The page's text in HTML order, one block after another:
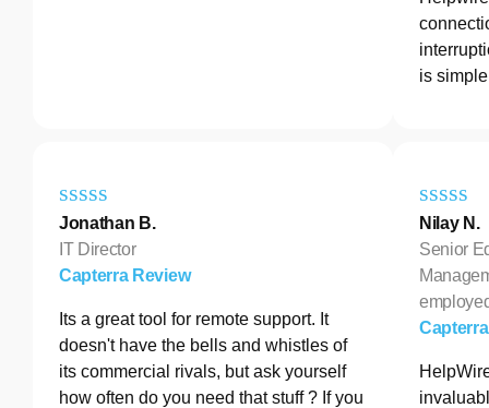
is
Jonathan B.
IT Director
Capterra Review
Its a great tool for remote support. It
doesn't have the bells and whistles of
its commercial rivals, but ask yourself
how often do you need that stuff ? If you
Nilay N.
Senior